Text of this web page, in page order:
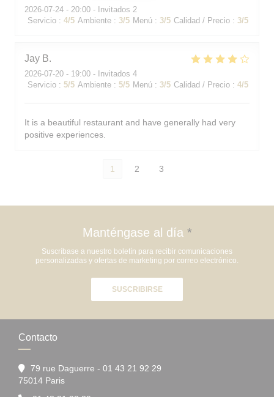
2026-07-24 - 20:00 - Invitados 2
Servicio : 4/5 Ambiente : 3/5 Menú : 3/5 Calidad / Precio : 3/5
Jay B
2026-07-20 - 19:00 - Invitados 4
Servicio : 5/5 Ambiente : 5/5 Menú : 3/5 Calidad / Precio : 4/5
It is a beautiful restaurant and have generally had very
positive experiences.
1 2 3
Manténgase al día *
Suscríbase a nuestro boletín para recibir comunicaciones
personalizadas y ofertas de marketing por correo electrónico.
SUSCRIBIRSE
Contacto
79 rue Daguerre - 01 43 21 92 29
75014 Paris((abre en una nueva ventana))